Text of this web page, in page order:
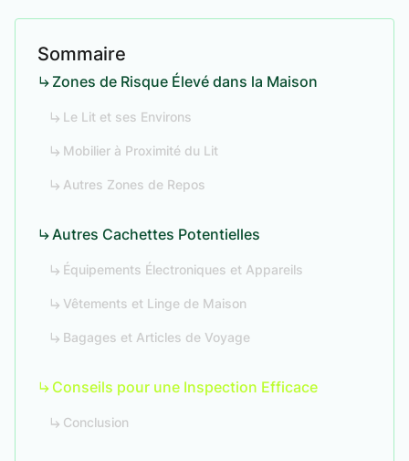
Sommaire
Zones de Risque Élevé dans la Maison
Le Lit et ses Environs
Mobilier à Proximité du Lit
Autres Zones de Repos
Autres Cachettes Potentielles
Équipements Électroniques et Appareils
Vêtements et Linge de Maison
Bagages et Articles de Voyage
Conseils pour une Inspection Efficace
Conclusion